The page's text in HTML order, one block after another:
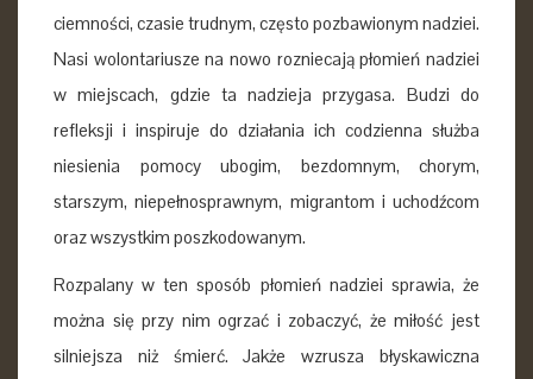
ciemności, czasie trudnym, często pozbawionym nadziei.
Nasi wolontariusze na nowo rozniecają płomień nadziei
w miejscach, gdzie ta nadzieja przygasa. Budzi do
refleksji i inspiruje do działania ich codzienna służba
niesienia pomocy ubogim, bezdomnym, chorym,
starszym, niepełnosprawnym, migrantom i uchodźcom
oraz wszystkim poszkodowanym.
Rozpalany w ten sposób płomień nadziei sprawia, że
można się przy nim ogrzać i zobaczyć, że miłość jest
silniejsza niż śmierć. Jakże wzrusza błyskawiczna